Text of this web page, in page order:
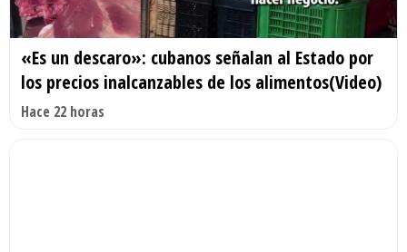
«Es un descaro»: cubanos señalan al Estado por
los precios inalcanzables de los alimentos(Video)
Hace 22 horas